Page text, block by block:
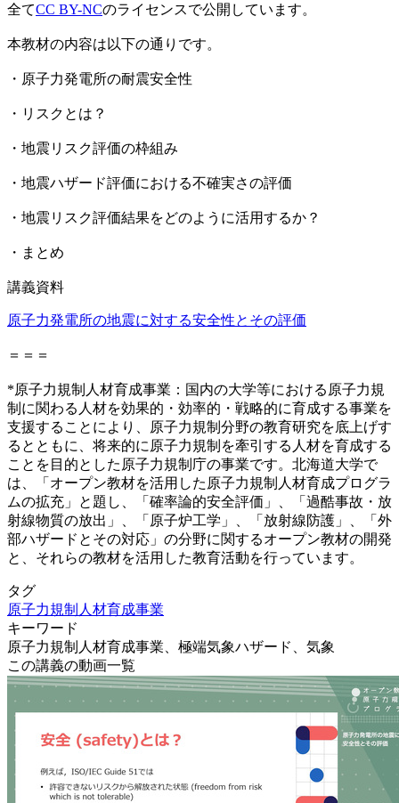
全てCC BY-NCのライセンスで公開しています。
本教材の内容は以下の通りです。
・原子力発電所の耐震安全性
・リスクとは？
・地震リスク評価の枠組み
・地震ハザード評価における不確実さの評価
・地震リスク評価結果をどのように活用するか？
・まとめ
講義資料
原子力発電所の地震に対する安全性とその評価
＝＝＝
*原子力規制人材育成事業：国内の大学等における原子力規
制に関わる人材を効果的・効率的・戦略的に育成する事業を
支援することにより、原子力規制分野の教育研究を底上げす
るとともに、将来的に原子力規制を牽引する人材を育成する
ことを目的とした原子力規制庁の事業です。北海道大学で
は、「オープン教材を活用した原子力規制人材育成プログラ
ムの拡充」と題し、「確率論的安全評価」、「過酷事故・放
射線物質の放出」、「原子炉工学」、「放射線防護」、「外
部ハザードとその対応」の分野に関するオープン教材の開発
と、それらの教材を活用した教育活動を行っています。
タグ
原子力規制人材育成事業
キーワード
原子力規制人材育成事業、極端気象ハザード、気象
この講義の動画一覧